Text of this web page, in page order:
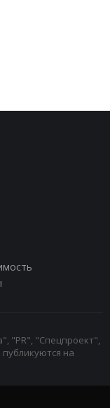
"PR", "Спецпроект",
на